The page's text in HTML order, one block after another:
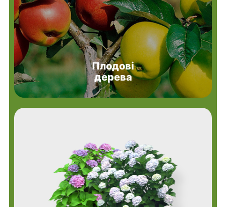
Плодові
дерева